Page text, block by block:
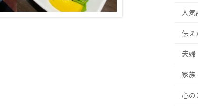
人気
伝え
夫婦
家族
心の